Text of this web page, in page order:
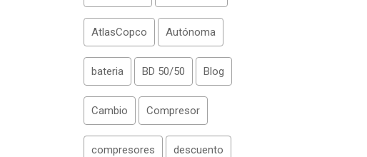
AtlasCopco Autónoma
bateria BD 50/50 Blog
Cambio Compresor
compresores descuento